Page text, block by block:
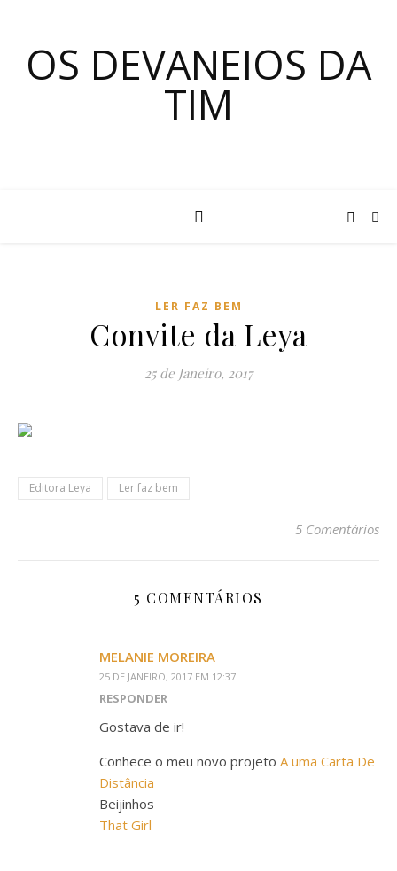
OS DEVANEIOS DA
TIM
LER FAZ BEM
Convite da Leya
25 de Janeiro, 2017
Editora Leya Ler faz bem
5 Comentários
5 COMENTÁRIOS
MELANIE MOREIRA
25 DE JANEIRO, 2017 EM 12:37
RESPONDER
Gostava de ir!
Conhece o meu novo projeto A uma Carta De
Distância
Beijinhos
That Girl